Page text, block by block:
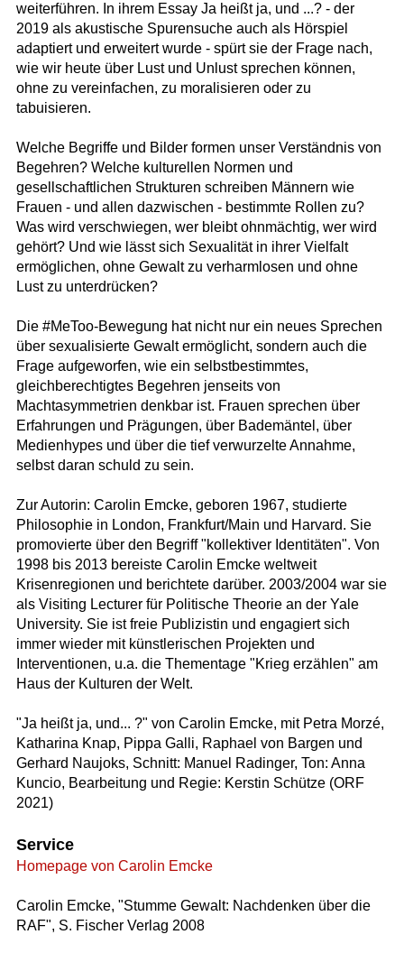
weiterführen. In ihrem Essay Ja heißt ja, und ...? - der
2019 als akustische Spurensuche auch als Hörspiel
adaptiert und erweitert wurde - spürt sie der Frage nach,
wie wir heute über Lust und Unlust sprechen können,
ohne zu vereinfachen, zu moralisieren oder zu
tabuisieren.
Welche Begriffe und Bilder formen unser Verständnis von
Begehren? Welche kulturellen Normen und
gesellschaftlichen Strukturen schreiben Männern wie
Frauen - und allen dazwischen - bestimmte Rollen zu?
Was wird verschwiegen, wer bleibt ohnmächtig, wer wird
gehört? Und wie lässt sich Sexualität in ihrer Vielfalt
ermöglichen, ohne Gewalt zu verharmlosen und ohne
Lust zu unterdrücken?
Die #MeToo-Bewegung hat nicht nur ein neues Sprechen
über sexualisierte Gewalt ermöglicht, sondern auch die
Frage aufgeworfen, wie ein selbstbestimmtes,
gleichberechtigtes Begehren jenseits von
Machtasymmetrien denkbar ist. Frauen sprechen über
Erfahrungen und Prägungen, über Bademäntel, über
Medienhypes und über die tief verwurzelte Annahme,
selbst daran schuld zu sein.
Zur Autorin: Carolin Emcke, geboren 1967, studierte
Philosophie in London, Frankfurt/Main und Harvard. Sie
promovierte über den Begriff "kollektiver Identitäten". Von
1998 bis 2013 bereiste Carolin Emcke weltweit
Krisenregionen und berichtete darüber. 2003/2004 war sie
als Visiting Lecturer für Politische Theorie an der Yale
University. Sie ist freie Publizistin und engagiert sich
immer wieder mit künstlerischen Projekten und
Interventionen, u.a. die Thementage "Krieg erzählen" am
Haus der Kulturen der Welt.
"Ja heißt ja, und... ?" von Carolin Emcke, mit Petra Morzé,
Katharina Knap, Pippa Galli, Raphael von Bargen und
Gerhard Naujoks, Schnitt: Manuel Radinger, Ton: Anna
Kuncio, Bearbeitung und Regie: Kerstin Schütze (ORF
2021)
Service
Homepage von Carolin Emcke
Carolin Emcke, "Stumme Gewalt: Nachdenken über die
RAF", S. Fischer Verlag 2008